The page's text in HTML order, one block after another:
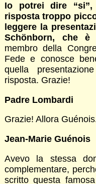
Io potrei dire
risposta troppo
leggere la
Schönborn, che
membro della
Fede e conosce
quella
risposta. Grazie!
Padre Lombardi
Grazie! Allora
Jean-Marie Guénois
Avevo la stessa
complementare,
scritto questa